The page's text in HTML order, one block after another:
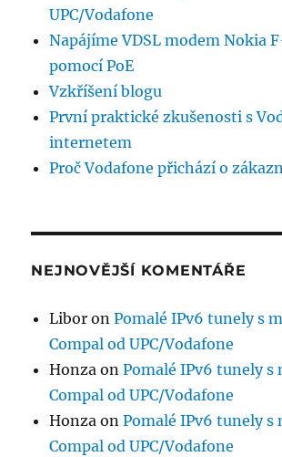
UPC/Vodafone
Napájíme VDSL modem Nokia
pomocí PoE
Vzkříšení blogu
První praktické zkušenosti s
internetem
Proč Vodafone přichází o
NEJNOVĚJŠÍ KOMENTÁŘE
Libor onPomalé IPv6 tunely s
Compal od UPC/Vodafone
Honza onPomalé IPv6 tunely s
Compal od UPC/Vodafone
Honza onPomalé IPv6 tunely s
Compal od UPC/Vodafone